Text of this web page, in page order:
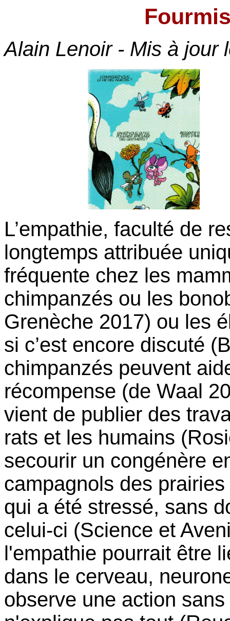
Alain Lenoir - Mis à jour
L’empathie, faculté de
longtemps attribuée
fréquente chez les
chimpanzés ou les
Grenèche 2017) ou les
si c’est encore discuté
chimpanzés peuvent
récompense (de Waal
vient de publier des
rats et les humains
secourir un congénère
campagnols des
qui a été stressé, sans
celui-ci (Science et
l'empathie pourrait être
dans le cerveau,
observe une action